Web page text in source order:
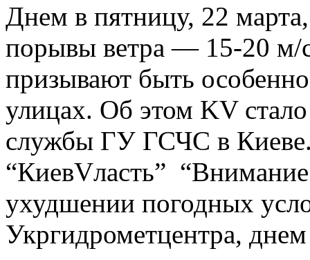
Днeм в пятницу, 22
порывы ветра — 15-20 м/
призывают быть
улицах. Об этом KV
службы ГУ ГСЧС в Киеве.
“КиевVласть”
ухудшении погодных
Укргидрометцентра,